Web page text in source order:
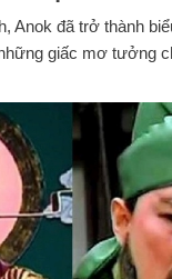
Anok đã trở thành
giấc mơ tưởng